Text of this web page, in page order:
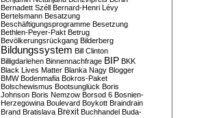
Bernadett Széll Bernard-Henri Lévy
Bertelsmann Besatzung
Beschäftigungsprogramme Besetzung
Bethlen-Peyer-Pakt Betrug
Bevölkerungsrückgang Bilderberg
Bildungssystem Bill Clinton
Billigdarlehen Binnennachfrage BIP BKK
Black Lives Matter Blanka Nagy Blogger
BMW Bodenmafia Bokros-Paket
Bolschewismus Bootsunglück Boris
Johnson Boris Nemzow Borsod 6 Bosnien-
Herzegowina Boulevard Boykott Braindrain
Brand Bratislava Brexit Buchhandel Buda-